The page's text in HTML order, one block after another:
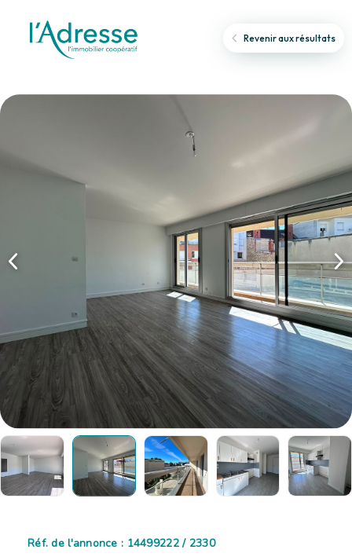
Revenir aux résultats
Réf. de l'annonce : 14499222 / 2330